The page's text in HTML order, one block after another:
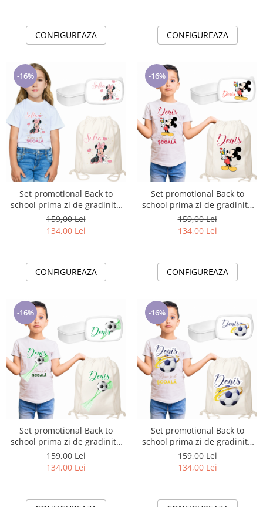
CONFIGUREAZA CONFIGUREAZA
-16%
Set promotional Back to
school prima zi de gradinita
scoala din bumbac ABS338
159,00 Lei
134,00 Lei
CONFIGUREAZA
-16%
Set promotional Back to
school prima zi de gradinita
scoala din bumbac ABS339
159,00 Lei
134,00 Lei
CONFIGUREAZA
-16%
Set promotional Back to
school prima zi de gradinita
scoala din bumbac ABS340
159,00 Lei
134,00 Lei
-16%
Set promotional Back to
school prima zi de gradinita
scoala din bumbac fotbal
ABS341
159,00 Lei
134,00 Lei